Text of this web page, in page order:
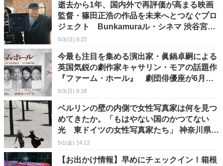
逝去から1年、国内外で再評価が高まる映画
監督・篠田正浩の作品を未来へとつなぐプロ
ジェクト Bunkamuraル・シネマ 渋谷宮下
にて幕開け 岩下志麻さんも登壇！
5/3(日) 8:23
今最も注目を集める演出家・眞鍋卓嗣による
英国気鋭の劇作家キャサリン・モアの話題作
『ファーム・ホール』 劇団俳優座が6月上
演！
5/3(日) 8:18
ベルリンの壁の内側で女性写真家は何を見つ
めてきたか。「もはやない国のかつてない
光 東ドイツの女性写真家たち」 神奈川県立
近代美術館 葉山
5/1(金) 14:13
【お出かけ情報】早めにチェックイン！箱根